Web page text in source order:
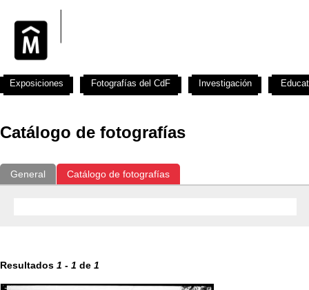
Catálogo de fotografías
General Catálogo de fotografías
Resultados 1 - 1 de 1
Exposiciones Fotografías del CdF Investigación